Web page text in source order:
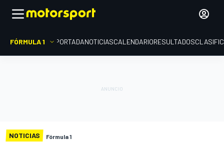
FÓRMULA 1 PORTADANOTICIASCALENDARIORESULTADOS
NOTICIAS Fórmula 1